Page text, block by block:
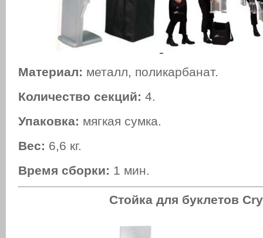
Материал: металл, поликарбанат.
Количество секций: 4.
Упаковка: мягкая сумка.
Вес: 6,6 кг.
Время сборки: 1 мин.
Стойка для буклетов